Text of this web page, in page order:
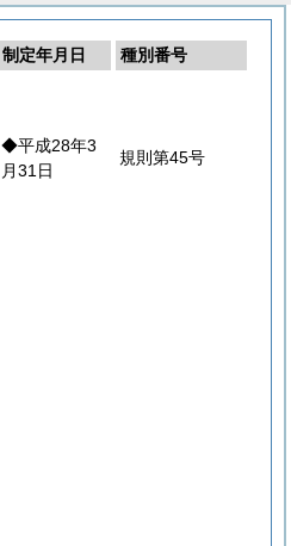
制定年月日
種別番号
◆平成28年3
月31日
規則第45号